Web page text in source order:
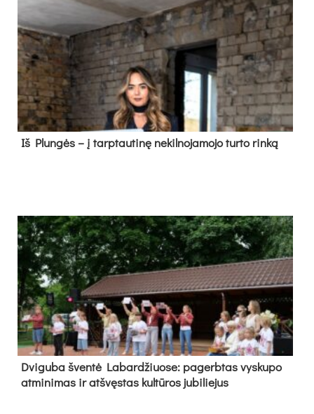
Iš Plungės – į tarptautinę nekilnojamojo turto rinką
Dvi­gu­ba šven­tė La­bar­džiuo­se: pa­gerb­tas vys­ku­po
at­mi­ni­mas ir at­švęs­tas kul­tū­ros ju­bi­lie­jus